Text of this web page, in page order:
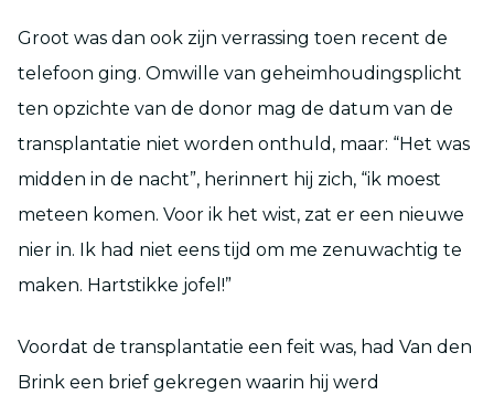
Groot was dan ook zijn verrassing toen recent de
telefoon ging. Omwille van geheimhoudingsplicht
ten opzichte van de donor mag de datum van de
transplantatie niet worden onthuld, maar: “Het was
midden in de nacht”, herinnert hij zich, “ik moest
meteen komen. Voor ik het wist, zat er een nieuwe
nier in. Ik had niet eens tijd om me zenuwachtig te
maken. Hartstikke jofel!”
Voordat de transplantatie een feit was, had Van den
Brink een brief gekregen waarin hij werd